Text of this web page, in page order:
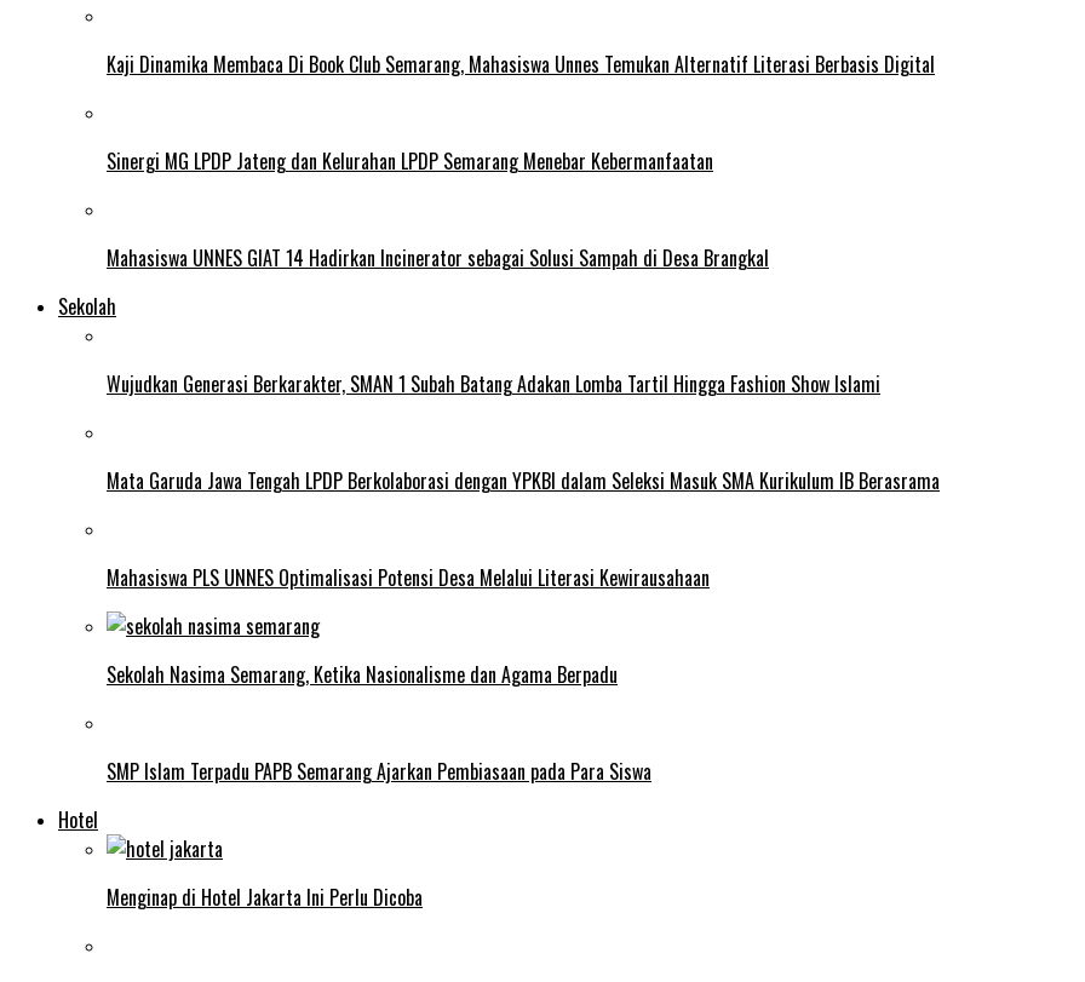
Kaji Dinamika Membaca Di Book Club Semarang, Mahasiswa Unnes Temukan Alternatif Literasi Berbasis Digital
Sinergi MG LPDP Jateng dan Kelurahan LPDP Semarang Menebar Kebermanfaatan
Mahasiswa UNNES GIAT 14 Hadirkan Incinerator sebagai Solusi Sampah di Desa Brangkal
Sekolah
Wujudkan Generasi Berkarakter, SMAN 1 Subah Batang Adakan Lomba Tartil Hingga Fashion Show Islami
Mata Garuda Jawa Tengah LPDP Berkolaborasi dengan YPKBI dalam Seleksi Masuk SMA Kurikulum IB Berasrama
Mahasiswa PLS UNNES Optimalisasi Potensi Desa Melalui Literasi Kewirausahaan
Sekolah Nasima Semarang, Ketika Nasionalisme dan Agama Berpadu
SMP Islam Terpadu PAPB Semarang Ajarkan Pembiasaan pada Para Siswa
Hotel
Menginap di Hotel Jakarta Ini Perlu Dicoba